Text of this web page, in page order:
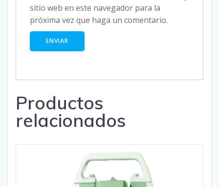
sitio web en este navegador para la
próxima vez que haga un comentario.
Productos
relacionados